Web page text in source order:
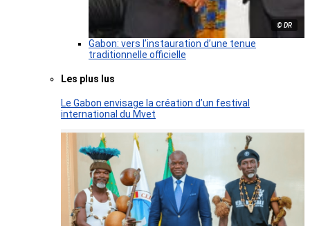
© DR
Gabon: vers l’instauration d’une tenue
traditionnelle officielle
Les plus lus
Le Gabon envisage la création d’un festival
international du Mvet